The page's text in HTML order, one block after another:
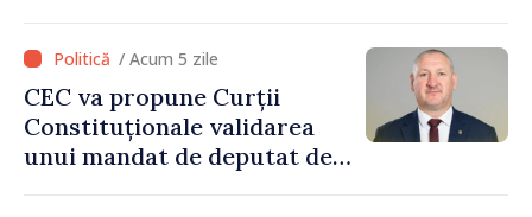
/ Acum 5 zile
CEC va propune Curții
Constituționale validarea
unui mandat de deputat de